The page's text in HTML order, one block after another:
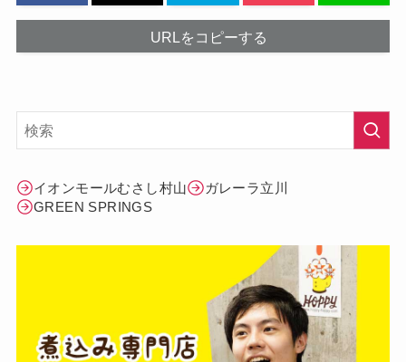
URLをコピーする
イオンモールむさし村山
ガレーラ立川
GREEN SPRINGS